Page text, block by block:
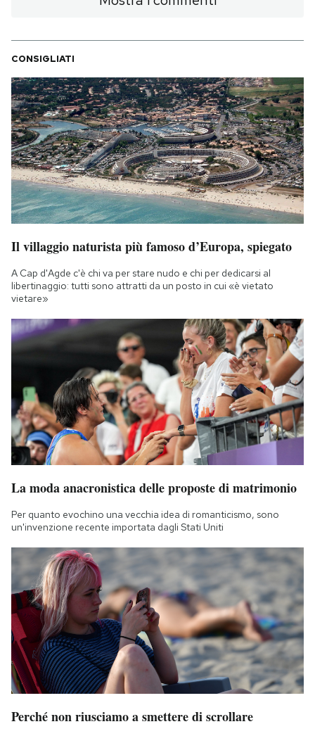
CONSIGLIATI
Il villaggio naturista più famoso d’Europa, spiegato
A Cap d'Agde c'è chi va per stare nudo e chi per dedicarsi al
libertinaggio: tutti sono attratti da un posto in cui «è vietato
vietare»
La moda anacronistica delle proposte di matrimonio
Per quanto evochino una vecchia idea di romanticismo, sono
un'invenzione recente importata dagli Stati Uniti
Perché non riusciamo a smettere di scrollare